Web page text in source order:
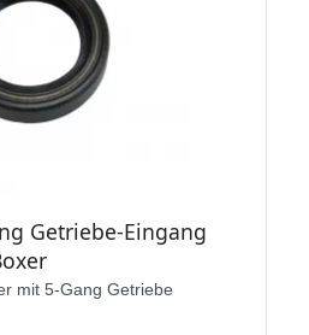
Getriebe-Eingang
mit 5-Gang Getriebe